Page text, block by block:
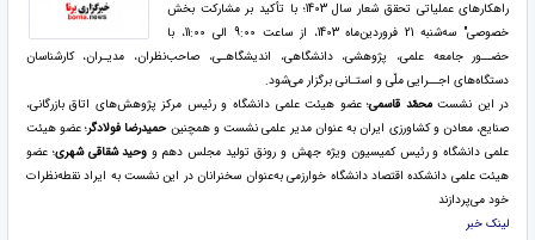
راهکارهای عملیاتی تحقق شعار سال 1403؛ با تأکید بر مشارکت بخش
خصوصی" سه
شنبه 21 فروردین‌ماه 1403، از ساعت 9:00 الی 11:00، با
حضــور جامعه علمی، پژوهشی، دانشگاهی، اندیشگاهـی، صاحب‌نظران، مدیـران، کارشناسان
دستگاه‌های اجــرایی ملّی و استـانی برگزار می‌شود.
در این نشستمحمّد قاسمی؛ عضو هیئت علمی دانشگاه و رئیس مرکز پژوهشهای اتاق بازرگانی،
صنایع، معادن و کشاورزی ایران به عنوان مدیر علمی نشست و همچنینحمیدرضا فولادگر؛ عضو هیئت
علمی دانشگاه و رئیس کمیسیون ویژه جهش و رونق تولید مجلس دهم و وحید شقاقی شهری؛ عضو
هیئت علمی دانشکده اقتصاد دانشگاه خوارزمی به‌‌عنوان سخنرانان در این نشست به ایراد نقطه‌نظرات
خود می‌پردازند
لینک خبر